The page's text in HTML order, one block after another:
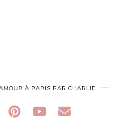
À PARIS PAR CHARLIE